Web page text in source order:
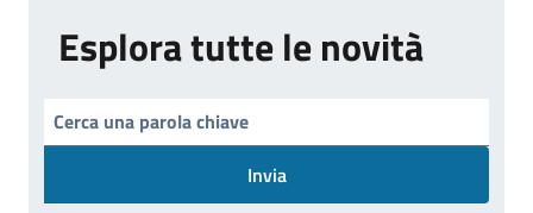
Esplora tutte le novità
Invia